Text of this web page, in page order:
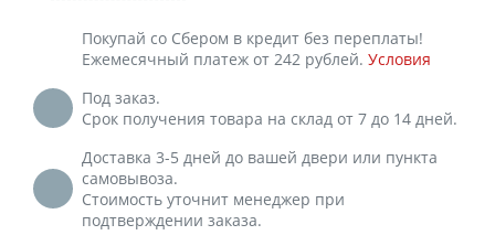
Покупай со Сбером в кредит без переплаты!
Ежемесячный платеж от 242 рублей. Условия
Под заказ.
Срок получения товара на склад от 7 до 14 дней.
Доставка 3-5 дней до вашей двери или пункта
самовывоза.
Стоимость уточнит менеджер при
подтверждении заказа.